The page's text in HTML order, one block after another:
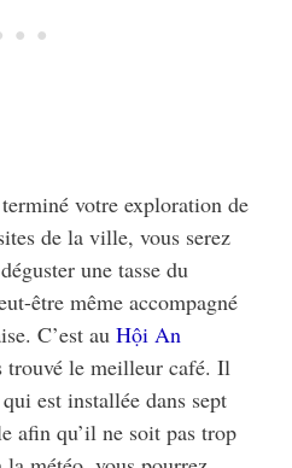
votre exploration de
de la ville, vous serez
une tasse du
être même accompagné
C’est au Hội An
trouvé le meilleur café. Il
est installée dans sept
afin qu’il ne soit pas trop